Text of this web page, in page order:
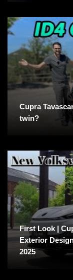
Cupra
twin?
First Look |
Exterior
2025